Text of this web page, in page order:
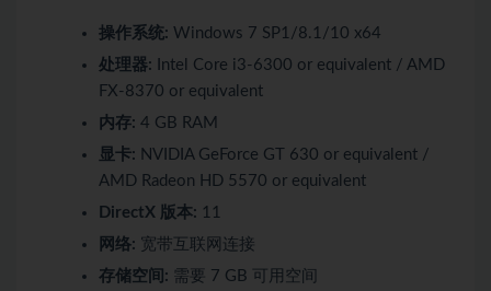
操作系统: Windows 7 SP1/8.1/10 x64
处理器: Intel Core i3-6300 or equivalent / AMD
FX-8370 or equivalent
内存: 4 GB RAM
显卡: NVIDIA GeForce GT 630 or equivalent /
AMD Radeon HD 5570 or equivalent
DirectX 版本: 11
网络: 宽带互联网连接
存储空间: 需要 7 GB 可用空间